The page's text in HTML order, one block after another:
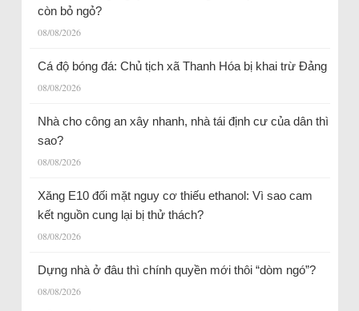
còn bỏ ngỏ?
08/08/2026
Cá độ bóng đá: Chủ tịch xã Thanh Hóa bị khai trừ Đảng
08/08/2026
Nhà cho công an xây nhanh, nhà tái định cư của dân thì
sao?
08/08/2026
Xăng E10 đối mặt nguy cơ thiếu ethanol: Vì sao cam
kết nguồn cung lại bị thử thách?
08/08/2026
Dựng nhà ở đâu thì chính quyền mới thôi “dòm ngó”?
08/08/2026